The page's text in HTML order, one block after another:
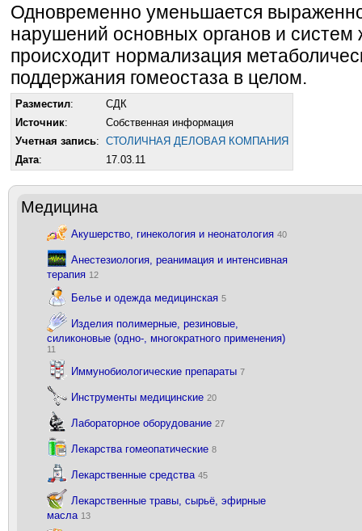
Одновременно уменьшается
нарушений основных органов и систем
происходит нормализация
поддержания гомеостаза в целом.
Разместил:
СДК
Источник:
Собственная информация
Учетная запись: СТОЛИЧНАЯ ДЕЛОВАЯ КОМПАНИЯ
Дата: 17.03.11
Медицина
Акушерство, гинекология и неонатология 40
Анестезиология, реанимация и интенсивная
терапия 12
Белье и одежда медицинская 5
Изделия полимерные, резиновые,
силиконовые (одно-, многократного применения)
11
Иммунобиологические препараты 7
Инструменты медицинские 20
Лабораторное оборудование 27
Лекарства гомеопатические 8
Лекарственные средства 45
Лекарственные травы, сырьё, эфирные
масла 13